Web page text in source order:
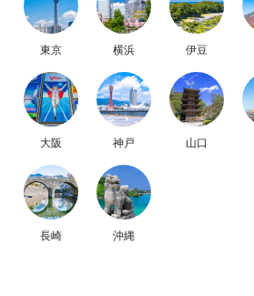
東京 横浜 伊豆
大阪 神戸 山口
長崎 沖縄